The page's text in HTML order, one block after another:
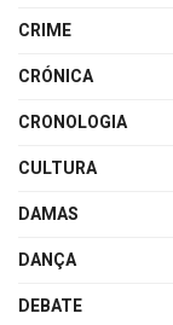
CRIME
CRÓNICA
CRONOLOGIA
CULTURA
DAMAS
DANÇA
DEBATE